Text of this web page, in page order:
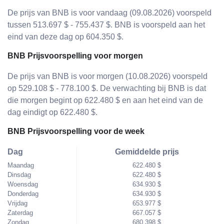
De prijs van BNB is voor vandaag (09.08.2026) voorspeld
tussen 513.697 $ - 755.437 $. BNB is voorspeld aan het
eind van deze dag op 604.350 $.
BNB Prijsvoorspelling voor morgen
De prijs van BNB is voor morgen (10.08.2026) voorspeld
op 529.108 $ - 778.100 $. De verwachting bij BNB is dat
die morgen begint op 622.480 $ en aan het eind van de
dag eindigt op 622.480 $.
BNB Prijsvoorspelling voor de week
Dag
Maandag
Dinsdag
Woensdag
Donderdag
Vrijdag
Zaterdag
Zondag
Gemiddelde prijs
622.480 $
622.480 $
634.930 $
634.930 $
653.977 $
667.057 $
680.398 $